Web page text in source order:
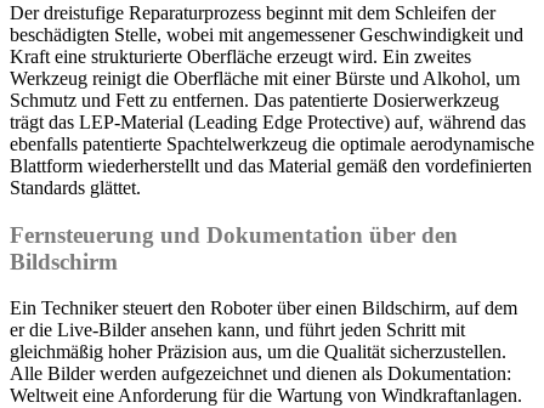
Der dreistufige Reparaturprozess beginnt mit dem Schleifen der
beschädigten Stelle, wobei mit angemessener Geschwindigkeit und
Kraft eine strukturierte Oberfläche erzeugt wird. Ein zweites
Werkzeug reinigt die Oberfläche mit einer Bürste und Alkohol, um
Schmutz und Fett zu entfernen. Das patentierte Dosierwerkzeug
trägt das LEP-Material (Leading Edge Protective) auf, während das
ebenfalls patentierte Spachtelwerkzeug die optimale aerodynamische
Blattform wiederherstellt und das Material gemäß den vordefinierten
Standards glättet.
Fernsteuerung und Dokumentation über den
Bildschirm
Ein Techniker steuert den Roboter über einen Bildschirm, auf dem
er die Live-Bilder ansehen kann, und führt jeden Schritt mit
gleichmäßig hoher Präzision aus, um die Qualität sicherzustellen.
Alle Bilder werden aufgezeichnet und dienen als Dokumentation:
Weltweit eine Anforderung für die Wartung von Windkraftanlagen.